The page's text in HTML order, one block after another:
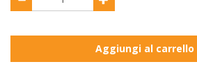
Aggiungi al carrello